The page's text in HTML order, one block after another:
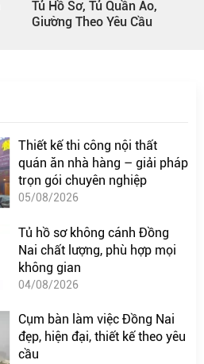
Tủ Hồ Sơ, Tủ Quần Áo,
Giường Theo Yêu Cầu
Thiết kế thi công nội thất
quán ăn nhà hàng – giải pháp
trọn gói chuyên nghiệp
05/08/2026
Tủ hồ sơ không cánh Đồng
Nai chất lượng, phù hợp mọi
không gian
04/08/2026
Cụm bàn làm việc Đồng Nai
đẹp, hiện đại, thiết kế theo yêu
cầu